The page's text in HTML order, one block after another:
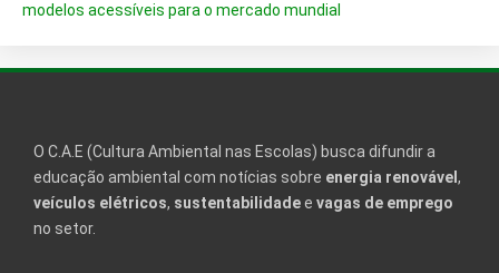
modelos acessíveis para o mercado mundial
O C.A.E (Cultura Ambiental nas Escolas) busca difundir a
educação ambiental com notícias sobre energia renovável ,
veículos elétricos, sustentabilidadee vagas de emprego
no setor.